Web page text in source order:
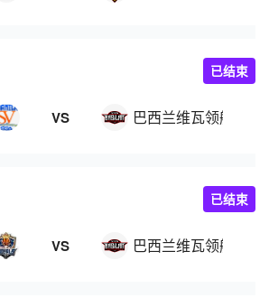
VS 巴西兰维瓦领航
已结束
VS 巴西兰维瓦领航
已结束